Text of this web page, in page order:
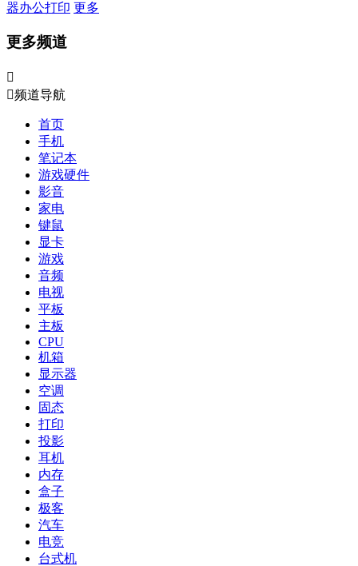
器办公打印 更多
更多频道

频道导航
首页
手机
笔记本
游戏硬件
影音
家电
键鼠
显卡
游戏
音频
电视
平板
主板
CPU
机箱
显示器
空调
固态
打印
投影
耳机
内存
盒子
极客
汽车
电竞
台式机